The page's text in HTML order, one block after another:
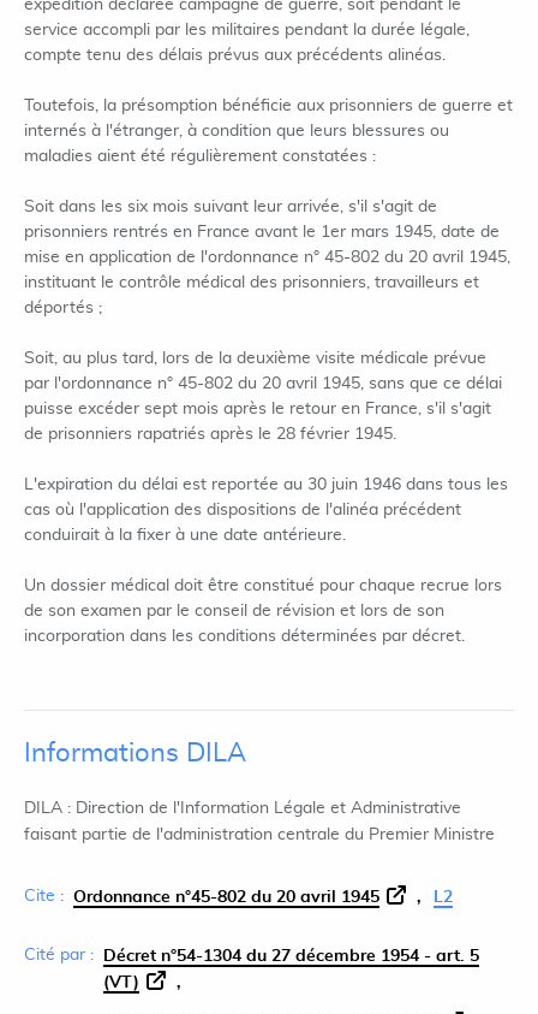
expédition déclarée campagne de guerre, soit pendant le
service accompli par les militaires pendant la durée légale,
compte tenu des délais prévus aux précédents alinéas.
Toutefois, la présomption bénéficie aux prisonniers de guerre et
internés à l'étranger, à condition que leurs blessures ou
maladies aient été régulièrement constatées :
Soit dans les six mois suivant leur arrivée, s'il s'agit de
prisonniers rentrés en France avant le 1er mars 1945, date de
mise en application de l'ordonnance n° 45-802 du 20 avril 1945,
instituant le contrôle médical des prisonniers, travailleurs et
déportés ;
Soit, au plus tard, lors de la deuxième visite médicale prévue
par l'ordonnance n° 45-802 du 20 avril 1945, sans que ce délai
puisse excéder sept mois après le retour en France, s'il s'agit
de prisonniers rapatriés après le 28 février 1945.
L'expiration du délai est reportée au 30 juin 1946 dans tous les
cas où l'application des dispositions de l'alinéa précédent
conduirait à la fixer à une date antérieure.
Un dossier médical doit être constitué pour chaque recrue lors
de son examen par le conseil de révision et lors de son
incorporation dans les conditions déterminées par décret.
Informations DILA
DILA : Direction de l'Information Légale et Administrative
faisant partie de l'administration centrale du Premier Ministre
Cite : Ordonnance n°45-802 du 20 avril 1945 L2
Cité par :
Décret n°54-1304 du 27 décembre 1954 - art. 5
(VT)